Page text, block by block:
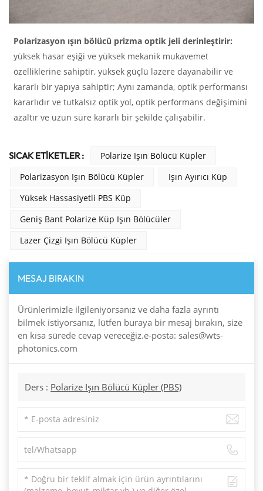
Polarizasyon ışın bölücü prizma optik jeli derinleştirir:
yüksek hasar eşiği ve yüksek mekanik mukavemet
özelliklerine sahiptir, yüksek güçlü lazere dayanabilir ve
kararlı bir yapıya sahiptir; Aynı zamanda, optik performansı
kararlıdır ve tutkalsız optik yol, optik performans değişimini
azaltır ve uzun süre kararlı bir şekilde çalışabilir.
SICAK ETİKETLER :
Polarize Işın Bölücü Küpler
Polarizasyon Işın Bölücü Küpler
Işın Ayırıcı Küp
Yüksek Hassasiyetli PBS Küp
Geniş Bant Polarize Küp Işın Bölücüler
Lazer Çizgi Işın Bölücü Küpler
MESAJ BIRAKIN
Ürünlerimizle ilgileniyorsanız ve daha fazla ayrıntı
bilmek istiyorsanız, lütfen buraya bir mesaj bırakın, size
en kısa sürede cevap vereceğiz.e-posta: sales@wts-
photonics.com
Ders : Polarize Işın Bölücü Küpler (PBS)